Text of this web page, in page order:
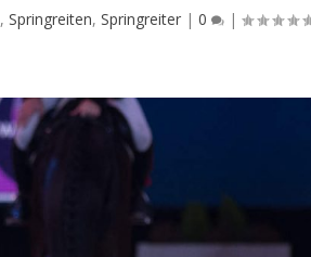
,Springreiten,Springreiter |0 |